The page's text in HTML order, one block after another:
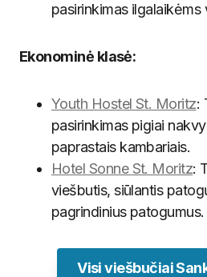
pasirinkimas ilgalaikėms
Ekonominė klasė:
Youth Hostel St. Moritz:
pasirinkimas pigiai
paprastais kambariais.
Hotel Sonne St. Moritz:
viešbutis, siūlantis
pagrindinius patogumus.
Visi viešbučiai